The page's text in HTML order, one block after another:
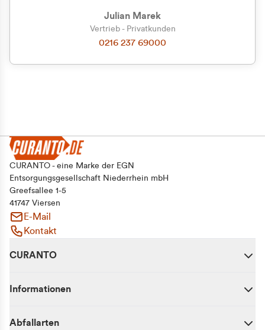
Julian Marek
Vertrieb - Privatkunden
0216 237 69000
CURANTO - eine Marke der EGN
Entsorgungsgesellschaft Niederrhein mbH
Greefsallee 1-5
41747 Viersen
E-Mail
Kontakt
CURANTO
Informationen
Abfallarten